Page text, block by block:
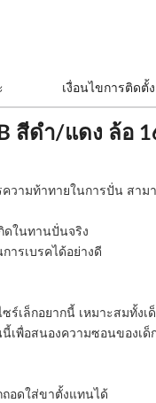
เงื่อนไขการติดตั้ง
สีดำ/แดง ล้อ
วามท้าทายในการปั่น สาม
ดในทานปั่นจริง
ารเบรคได้อย่างดี
ร์เล็กอยากนี้ เหมาะสมทั้ง
พื่อสนองความซอนของเ
อดใส่ขาตั้งแทนได้